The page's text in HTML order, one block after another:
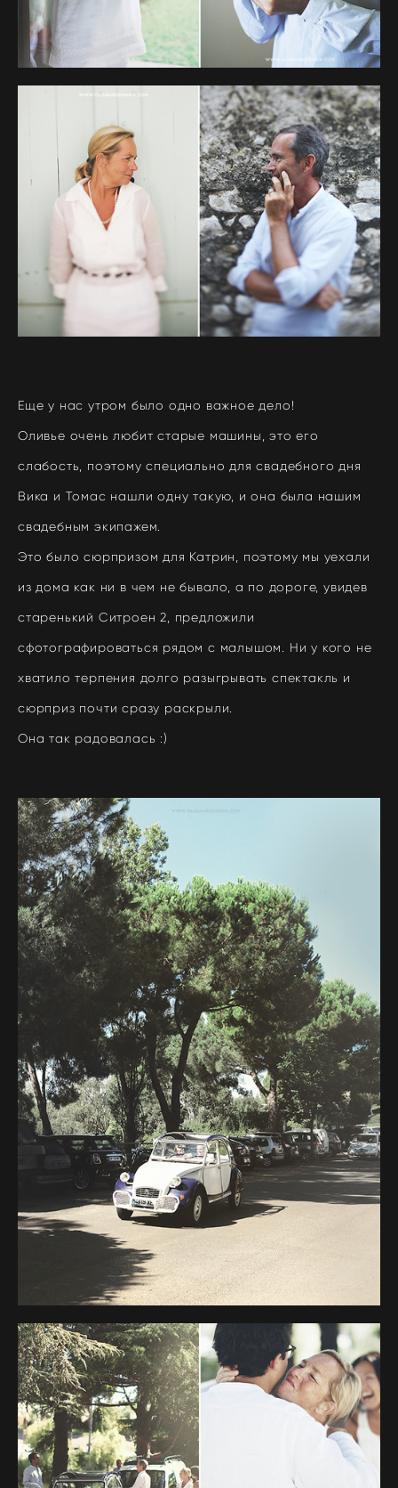
Еще у нас утром было одно важное дело!
Оливье очень любит старые машины, это его
слабость, поэтому специально для свадебного дня
Вика и Томас нашли одну такую, и она была нашим
свадебным экипажем.
Это было сюрпризом для Катрин, поэтому мы уехали
из дома как ни в чем не бывало, а по дороге, увидев
старенький Ситроен 2, предложили
сфотографироваться рядом с малышом. Ни у кого не
хватило терпения долго разыгрывать спектакль и
сюрприз почти сразу раскрыли.
Она так радовалась :)